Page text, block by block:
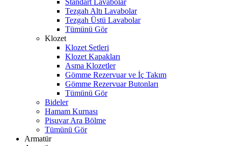
Standart Lavabolar
Tezgah Altı Lavabolar
Tezgah Üstü Lavabolar
Tümünü Gör
Klozet
Klozet Setleri
Klozet Kapakları
Asma Klozetler
Gömme Rezervuar ve İç Takım
Gömme Rezervuar Butonları
Tümünü Gör
Bideler
Hamam Kurnası
Pisuvar Ara Bölme
Tümünü Gör
Armatür